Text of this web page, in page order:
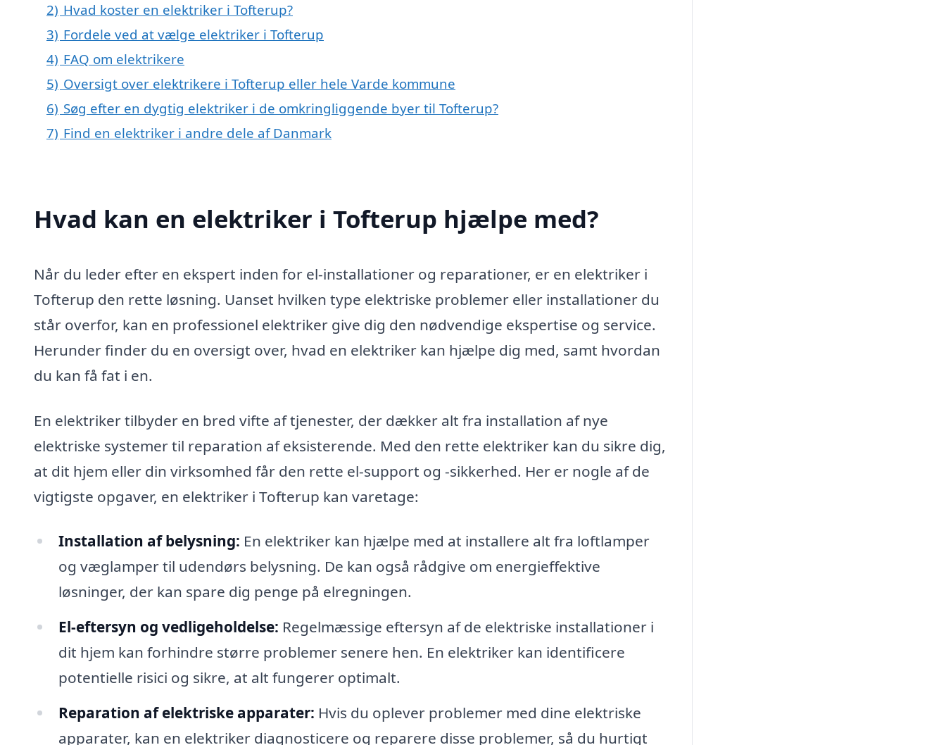
2) Hvad koster en elektriker i Tofterup?
3) Fordele ved at vælge elektriker i Tofterup
4) FAQ om elektrikere
5) Oversigt over elektrikere i Tofterup eller hele Varde kommune
6) Søg efter en dygtig elektriker i de omkringliggende byer til Tofterup?
7) Find en elektriker i andre dele af Danmark
Hvad kan en elektriker i Tofterup hjælpe med?
Når du leder efter en ekspert inden for el-installationer og reparationer, er en elektriker i
Tofterup den rette løsning. Uanset hvilken type elektriske problemer eller installationer du
står overfor, kan en professionel elektriker give dig den nødvendige ekspertise og service.
Herunder finder du en oversigt over, hvad en elektriker kan hjælpe dig med, samt hvordan
du kan få fat i en.
En elektriker tilbyder en bred vifte af tjenester, der dækker alt fra installation af nye
elektriske systemer til reparation af eksisterende. Med den rette elektriker kan du sikre dig,
at dit hjem eller din virksomhed får den rette el-support og -sikkerhed. Her er nogle af de
vigtigste opgaver, en elektriker i Tofterup kan varetage:
Installation af belysning: En elektriker kan hjælpe med at installere alt fra loftlamper
og væglamper til udendørs belysning. De kan også rådgive om energieffektive
løsninger, der kan spare dig penge på elregningen.
El-eftersyn og vedligeholdelse: Regelmæssige eftersyn af de elektriske installationer i
dit hjem kan forhindre større problemer senere hen. En elektriker kan identificere
potentielle risici og sikre, at alt fungerer optimalt.
Reparation af elektriske apparater: Hvis du oplever problemer med dine elektriske
apparater, kan en elektriker diagnosticere og reparere disse problemer, så du hurtigt